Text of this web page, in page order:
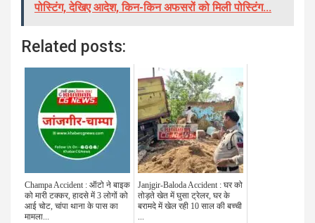
पोस्टिंग, देखिए आदेश, किन-किन अफसरों को मिली पोस्टिंग...
Related posts:
Champa Accident : ऑटो ने बाइक
को मारी टक्कर, हादसे में 3 लोगों को
आई चोट, चांपा थाना के पास का
मामला...
Janjgir-Baloda Accident : घर को
तोड़ते खेत में घुसा ट्रेलर, घर के
बरामदे में खेल रही 10 साल की बच्ची
...